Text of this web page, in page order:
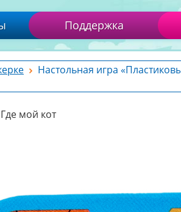
Поддержка
Настольная игра